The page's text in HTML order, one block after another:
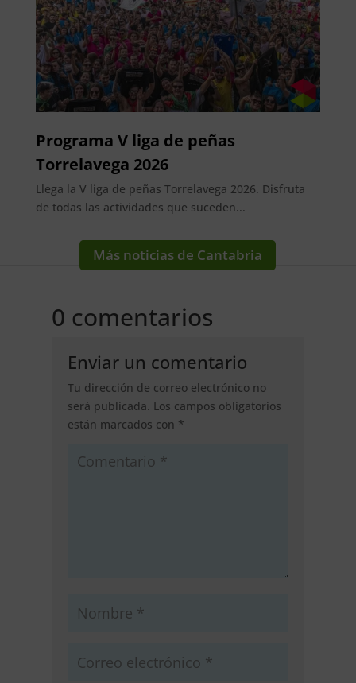
Programa V liga de peñas
Torrelavega 2026
Llega la V liga de peñas Torrelavega 2026. Disfruta
de todas las actividades que suceden...
Más noticias de Cantabria
0 comentarios
Enviar un comentario
Tu dirección de correo electrónico no
será publicada. Los campos obligatorios
están marcados con *